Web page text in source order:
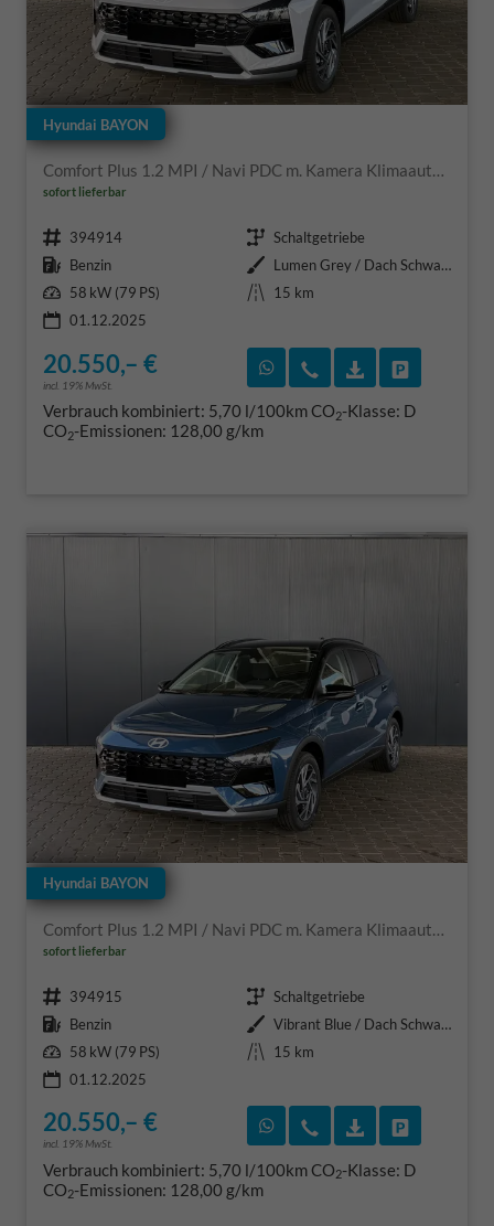
Hyundai BAYON
Comfort Plus 1.2 MPI / Navi PDC m. Kamera Klimaautom./ LED Sitz & Lenkr.Heiz/ Alu16
sofort lieferbar
Fahrzeugnr. 394914 Getriebe Schaltgetriebe
Kraftstoff Benzin Außenfarbe
Lumen Grey / Dach Schwarz
Leistung 58 kW (79 PS) Kilometerstand
15 km
01.12.2025
20.550,– €
incl. 19% MwSt.
Rückruf vereinbaren
Wir rufen Sie an
Verbrauch kombiniert: 5,70 l/100kmCO2-Klasse: D
CO2-Emissionen: 128,00 g/km
Hyundai BAYON
Comfort Plus 1.2 MPI / Navi PDC m. Kamera Klimaautom./ LED Sitz & Lenkr.Heiz/ Alu16
sofort lieferbar
Fahrzeugnr. 394915 Getriebe Schaltgetriebe
Kraftstoff Benzin Außenfarbe
Vibrant Blue / Dach Schwarz
Leistung 58 kW (79 PS) Kilometerstand
15 km
01.12.2025
20.550,– €
incl. 19% MwSt.
Rückruf vereinbaren
Wir rufen Sie an
Verbrauch kombiniert: 5,70 l/100kmCO2-Klasse: D
CO2-Emissionen: 128,00 g/km